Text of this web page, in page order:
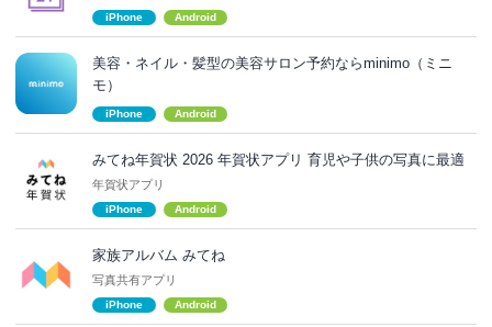
iPhone Android
美容・ネイル・髪型の美容サロン予約ならminimo（ミニ
モ）
iPhone Android
みてね年賀状 2026 年賀状アプリ 育児や子供の写真に最適
年賀状アプリ
iPhone Android
家族アルバム みてね
写真共有アプリ
iPhone Android